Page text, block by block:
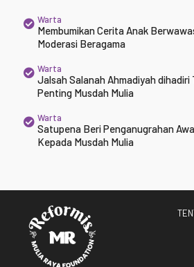
Warta
Membumikan Cerita Anak
Moderasi Beragama
Warta
Jalsah Salanah Ahmadiyah dihadiri
Penting Musdah Mulia
Warta
Satupena Beri Penganugrahan
Kepada Musdah Mulia